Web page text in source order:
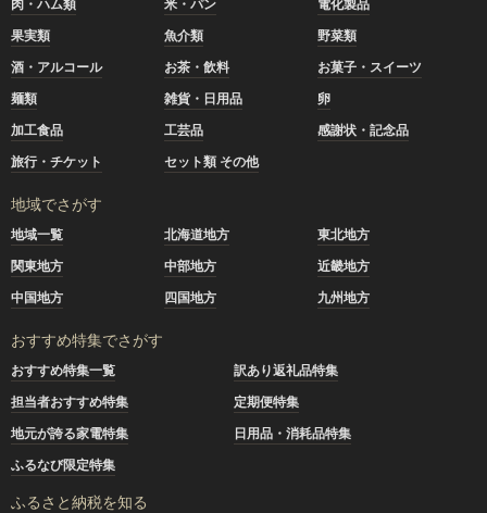
肉・ハム類 米・パン
電化製品
果実類
魚介類
野菜類
酒・アルコール
お茶・飲料
お菓子・スイーツ
麺類
雑貨・日用品
卵
加工食品
工芸品
感謝状・記念品
旅行・チケット
セット類 その他
地域でさがす
地域一覧 北海道地方
東北地方
関東地方
中部地方
近畿地方
中国地方
四国地方 九州地方
おすすめ特集でさがす
おすすめ特集一覧
訳あり返礼品特集
担当者おすすめ特集
定期便特集
地元が誇る家電特集
日用品・消耗品特集
ふるなび限定特集
ふるさと納税を知る